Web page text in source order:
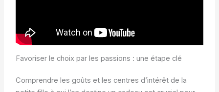
Favoriser le choix par les passions : une étape clé
Comprendre les goûts et les centres d’intérêt de la